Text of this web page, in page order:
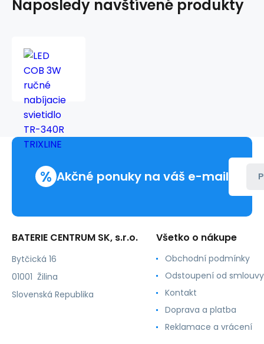
Naposledy navštívené produkty
340R
% Akčné ponuky na váš e-mail
BATERIE CENTRUM SK, s.r.o.
Bytčická 16
01001 Žilina
Slovenská Republika
Všetko o nákupe
Obchodní podmínky
Odstoupení od smlouvy
Kontakt
Doprava a platba
Reklamace a vrácení